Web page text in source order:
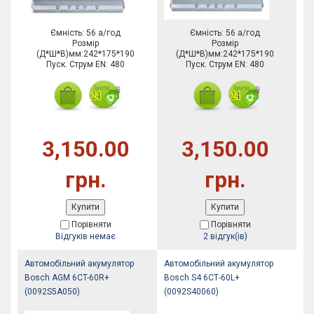
Ємність: 56 а/год
Розмір
(Д*Ш*В)мм:242*175*190
Пуск. Струм EN: 480
3,150.00
грн.
Купити
Порівняти
Відгуків немає
Ємність: 56 а/год
Розмір
(Д*Ш*В)мм:242*175*190
Пуск. Струм EN: 480
3,150.00
грн.
Купити
Порівняти
2 відгук(ів)
Автомобільний акумулятор
Bosch AGM 6CT-60R+
(0092S5A050)
Автомобільний акумулятор
Bosch S4 6СТ-60L+
(0092S40060)